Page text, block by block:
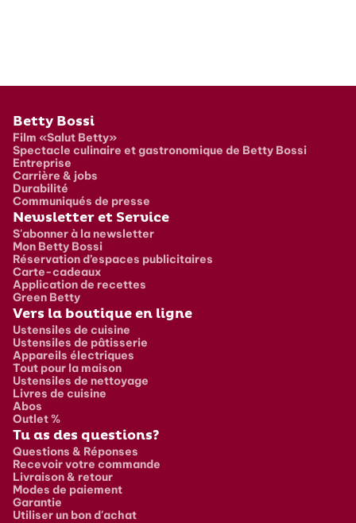
Pied de page
Betty Bossi
Film «Salut Betty»
Spectacle culinaire et gastronomique de Betty Bossi
Entreprise
Carrière & jobs
Durabilité
Communiqués de presse
Newsletter et Service
S'abonner à la newsletter
Mon Betty Bossi
Réservation d’espaces publicitaires
Carte-cadeaux
Application de recettes
Green Betty
Vers la boutique en ligne
Ustensiles de cuisine
Ustensiles de pâtisserie
Appareils électriques
Tout pour la maison
Ustensiles de nettoyage
Livres de cuisine
Abos
Outlet %
Tu as des questions?
Questions & Réponses
Recevoir votre commande
Livraison & retour
Modes de paiement
Garantie
Utiliser un bon d'achat